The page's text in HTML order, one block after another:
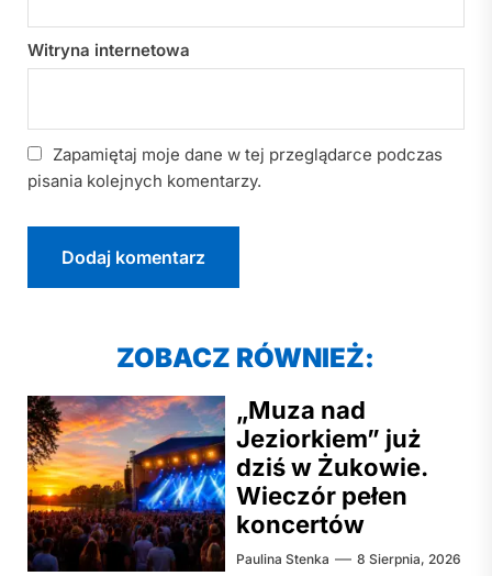
Witryna internetowa
Zapamiętaj moje dane w tej przeglądarce podczas
pisania kolejnych komentarzy.
ZOBACZ RÓWNIEŻ:
„Muza nad
Jeziorkiem” już
dziś w Żukowie.
Wieczór pełen
koncertów
Paulina Stenka 8 Sierpnia, 2026